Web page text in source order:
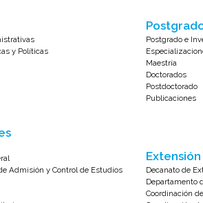
y Políticas
Admisión y Control de Estudios
Postgrado e
Maestría
Doctorados
Postdoctorado
Publicaciones
Extensión
Decanato de
Departamento
Coordinación